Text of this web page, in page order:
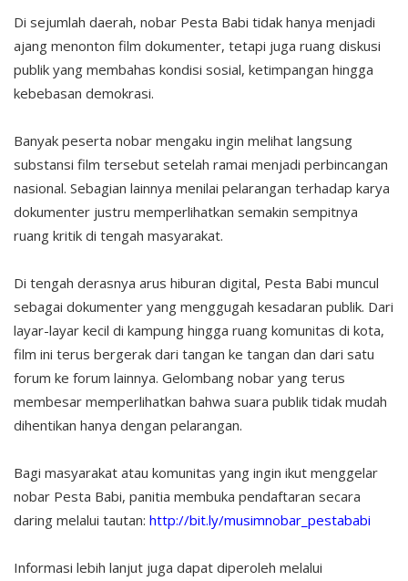
Di sejumlah daerah, nobar Pesta Babi tidak hanya menjadi
ajang menonton film dokumenter, tetapi juga ruang diskusi
publik yang membahas kondisi sosial, ketimpangan hingga
kebebasan demokrasi.
Banyak peserta nobar mengaku ingin melihat langsung
substansi film tersebut setelah ramai menjadi perbincangan
nasional. Sebagian lainnya menilai pelarangan terhadap karya
dokumenter justru memperlihatkan semakin sempitnya
ruang kritik di tengah masyarakat.
Di tengah derasnya arus hiburan digital, Pesta Babi muncul
sebagai dokumenter yang menggugah kesadaran publik. Dari
layar-layar kecil di kampung hingga ruang komunitas di kota,
film ini terus bergerak dari tangan ke tangan dan dari satu
forum ke forum lainnya. Gelombang nobar yang terus
membesar memperlihatkan bahwa suara publik tidak mudah
dihentikan hanya dengan pelarangan.
Bagi masyarakat atau komunitas yang ingin ikut menggelar
nobar Pesta Babi, panitia membuka pendaftaran secara
daring melalui tautan: http://bit.ly/musimnobar_pestababi
Informasi lebih lanjut juga dapat diperoleh melalui